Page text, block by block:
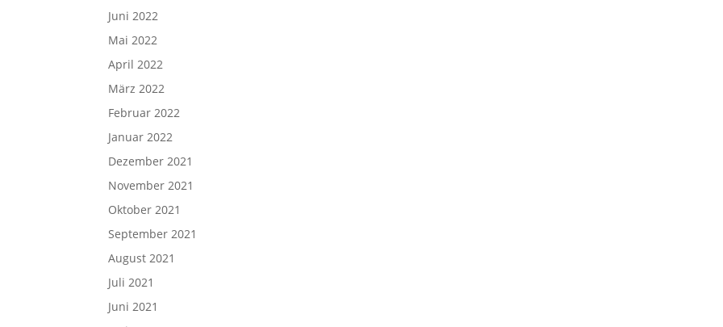
Juni 2022
Mai 2022
April 2022
März 2022
Februar 2022
Januar 2022
Dezember 2021
November 2021
Oktober 2021
September 2021
August 2021
Juli 2021
Juni 2021